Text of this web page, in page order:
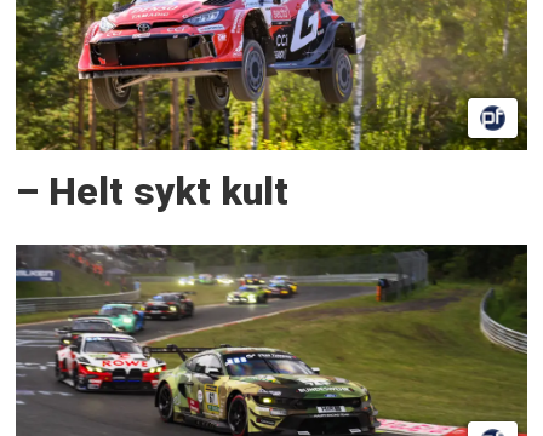
– Helt sykt kult